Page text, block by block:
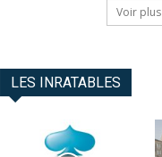
Voir plus
LES INRATABLES